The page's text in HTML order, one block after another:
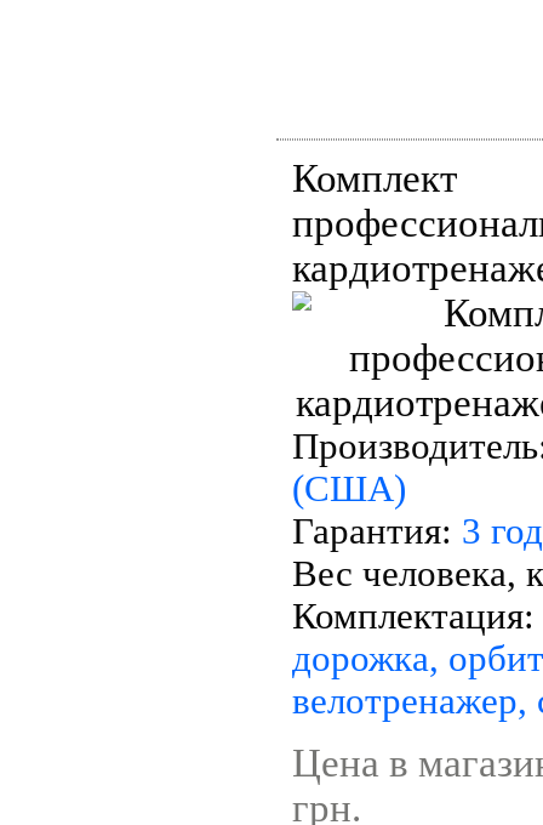
Комплект
(США)
Гарантия: 3
Вес человека,
Комплектация:
дорожка,
велотренажер,
Цена в
грн.